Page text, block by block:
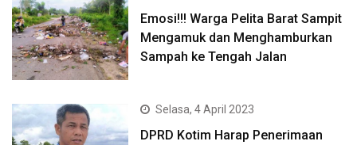
Emosi!!! Warga Pelita Barat Sampit
Mengamuk dan Menghamburkan
Sampah ke Tengah Jalan
Selasa, 4 April 2023
DPRD Kotim Harap Penerimaan